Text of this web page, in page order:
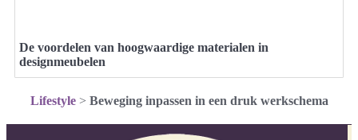
De voordelen van hoogwaardige materialen in
designmeubelen
Lifestyle> Beweging inpassen in een druk werkschema